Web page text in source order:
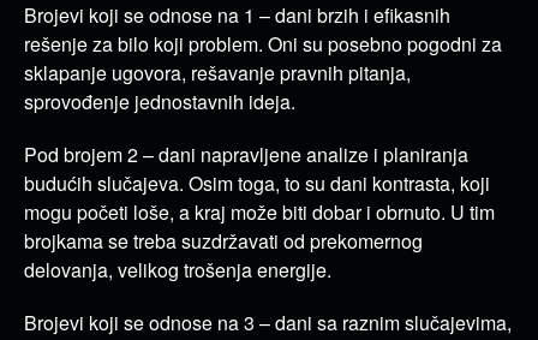
Brojevi koji se odnose na 1 – dani brzih i efikasnih
rešenje za bilo koji problem. Oni su posebno pogodni za
sklapanje ugovora, rešavanje pravnih pitanja,
sprovođenje jednostavnih ideja.
Pod brojem 2 – dani napravljene analize i planiranja
budućih slučajeva. Osim toga, to su dani kontrasta, koji
mogu početi loše, a kraj može biti dobar i obrnuto. U tim
brojkama se treba suzdržavati od prekomernog
delovanja, velikog trošenja energije.
Brojevi koji se odnose na 3 – dani sa raznim slučajevima,